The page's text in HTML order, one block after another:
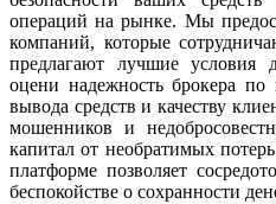
операций на рынке. Мы
компаний, которые
предлагают лучшие условия
оцени надежность брокера
вывода средств и качеству
мошенников и
капитал от необратимых
платформе позволяет
беспокойстве о сохранности